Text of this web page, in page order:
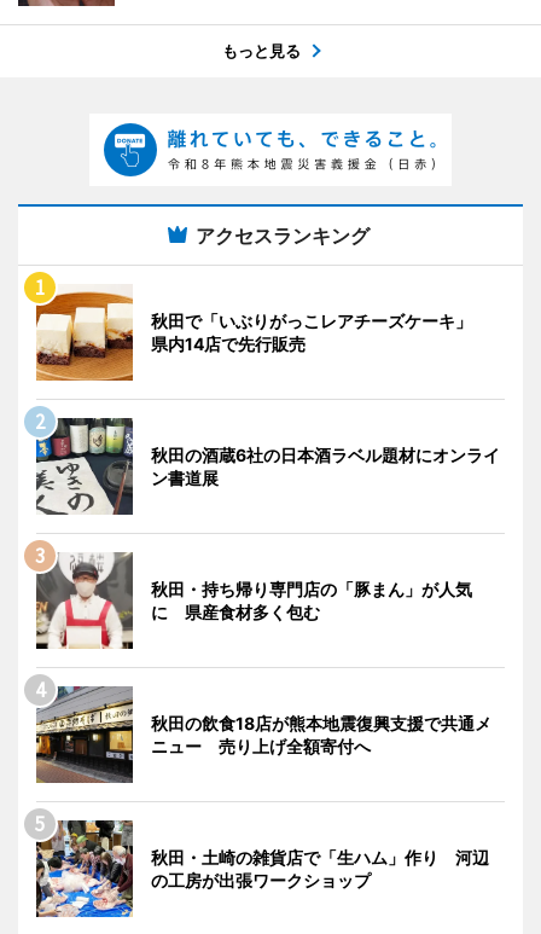
もっと見る
アクセスランキング
秋田で「いぶりがっこレアチーズケーキ」
県内14店で先行販売
秋田の酒蔵6社の日本酒ラベル題材にオンライ
ン書道展
秋田・持ち帰り専門店の「豚まん」が人気
に 県産食材多く包む
秋田の飲食18店が熊本地震復興支援で共通メ
ニュー 売り上げ全額寄付へ
秋田・土崎の雑貨店で「生ハム」作り 河辺
の工房が出張ワークショップ